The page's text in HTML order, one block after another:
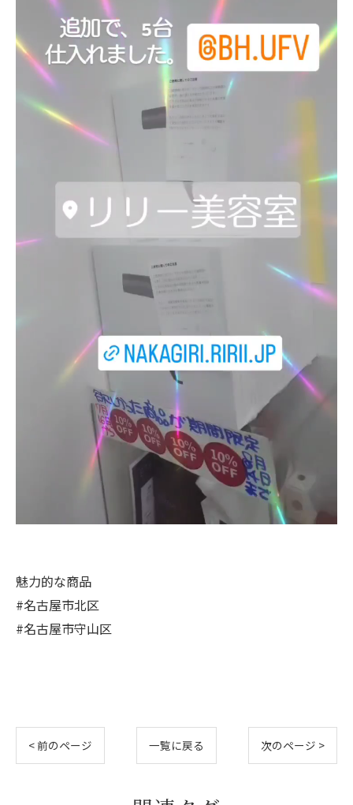
魅力的な商品
#名古屋市北区
#名古屋市守山区
< 前のページ 一覧に戻る 次のページ >